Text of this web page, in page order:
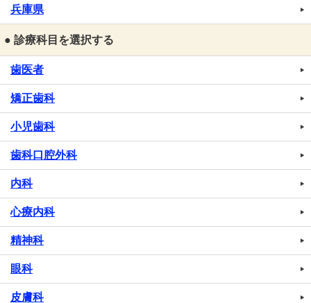
兵庫県
● 診療科目を選択する
歯医者
矯正歯科
小児歯科
歯科口腔外科
内科
心療内科
精神科
眼科
皮膚科